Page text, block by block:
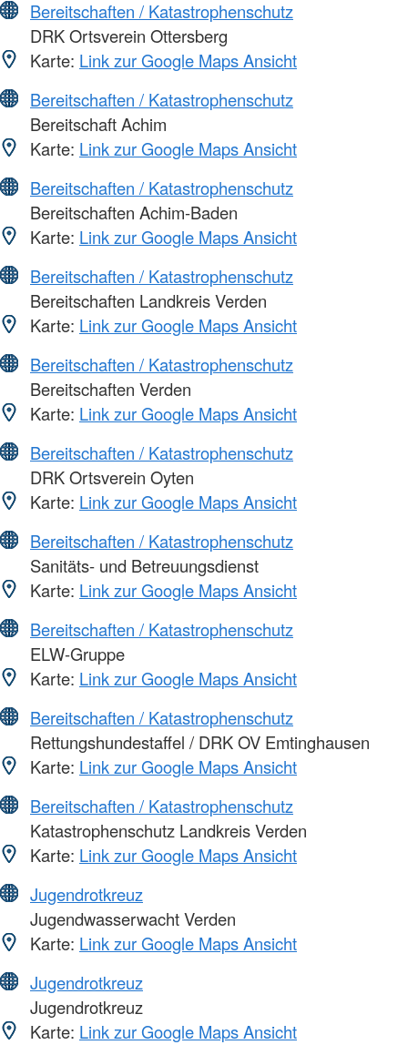
Bereitschaften / Katastrophenschutz
DRK Ortsverein Ottersberg
Karte: Link zur Google Maps Ansicht
Bereitschaften / Katastrophenschutz
Bereitschaft Achim
Karte: Link zur Google Maps Ansicht
Bereitschaften / Katastrophenschutz
Bereitschaften Achim-Baden
Karte: Link zur Google Maps Ansicht
Bereitschaften / Katastrophenschutz
Bereitschaften Landkreis Verden
Karte: Link zur Google Maps Ansicht
Bereitschaften / Katastrophenschutz
Bereitschaften Verden
Karte: Link zur Google Maps Ansicht
Bereitschaften / Katastrophenschutz
DRK Ortsverein Oyten
Karte: Link zur Google Maps Ansicht
Bereitschaften / Katastrophenschutz
Sanitäts- und Betreuungsdienst
Karte: Link zur Google Maps Ansicht
Bereitschaften / Katastrophenschutz
ELW-Gruppe
Karte: Link zur Google Maps Ansicht
Bereitschaften / Katastrophenschutz
Rettungshundestaffel / DRK OV Emtinghausen
Karte: Link zur Google Maps Ansicht
Bereitschaften / Katastrophenschutz
Katastrophenschutz Landkreis Verden
Karte: Link zur Google Maps Ansicht
Jugendrotkreuz
Jugendwasserwacht Verden
Karte: Link zur Google Maps Ansicht
Jugendrotkreuz
Jugendrotkreuz
Karte: Link zur Google Maps Ansicht